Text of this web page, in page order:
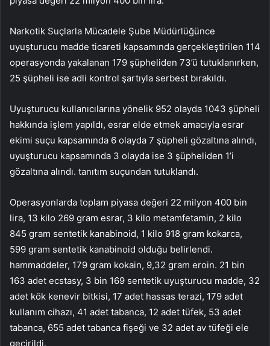
Narkotik Suçlarla Mücadele Şube Müdürlüğünce
uyuşturucu madde ticareti kapsamında gerçekleştirilen 114
operasyonda yakalanan 179 şüpheliden 73’ü tutuklanırken,
25 şüpheli ise adli kontrol şartıyla serbest bırakıldı.
Uyuşturucu kullanıcılarına yönelik 952 olayda 1043 şüpheli
hakkında işlem yapıldı, esrar elde etmek amacıyla esrar
ekimi suçu kapsamında 6 olayda 7 şüpheli gözaltına alındı,
uyuşturucu kapsamında 3 olayda ise 3 şüpheliden 1’i
gözaltına alındı. tanıtım suçundan tutuklandı.
Operasyonlarda toplam piyasa değeri 22 milyon 400 bin
lira, 13 kilo 269 gram esrar, 3 kilo metamfetamin, 2 kilo
845 gram sentetik kanabinoid, 1 kilo 918 gram kokarca,
599 gram sentetik kanabinoid olduğu belirlendi.
hammaddeler, 179 gram kokain, 9,32 gram eroin. 21 bin
163 adet ecstasy, 3 bin 169 sentetik uyuşturucu madde, 32
adet kök kenevir bitkisi, 17 adet hassas terazi, 179 adet
kullanım cihazı, 41 adet tabanca, 12 adet tüfek, 53 adet
tabanca, 655 adet tabanca fişeği ve 32 adet av tüfeği ele
geçirildi.